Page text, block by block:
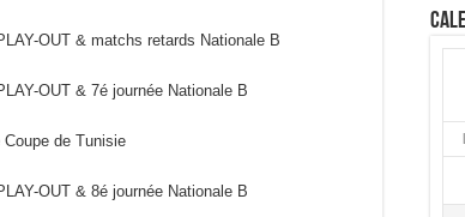
OUT & matchs retards Nationale B
OUT & 7é journée Nationale B
de Tunisie
OUT & 8é journée Nationale B
L